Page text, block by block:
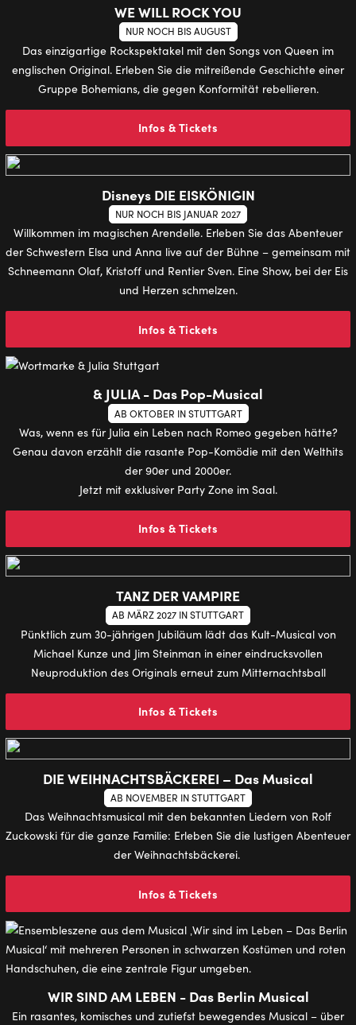
WE WILL ROCK YOU
NUR NOCH BIS AUGUST
Das einzigartige Rockspektakel mit den Songs von Queen im
englischen Original. Erleben Sie die mitreißende Geschichte einer
Gruppe Bohemians, die gegen Konformität rebellieren.
Infos & Tickets
Disneys DIE EISKÖNIGIN
NUR NOCH BIS JANUAR 2027
Willkommen im magischen Arendelle. Erleben Sie das Abenteuer
der Schwestern Elsa und Anna live auf der Bühne – gemeinsam mit
Schneemann Olaf, Kristoff und Rentier Sven. Eine Show, bei der Eis
und Herzen schmelzen.
Infos & Tickets
& JULIA - Das Pop-Musical
AB OKTOBER IN STUTTGART
Was, wenn es für Julia ein Leben nach Romeo gegeben hätte?
Genau davon erzählt die rasante Pop-Komödie mit den Welthits
der 90er und 2000er.
Jetzt mit exklusiver Party Zone im Saal.
Infos & Tickets
TANZ DER VAMPIRE
AB MÄRZ 2027 IN STUTTGART
Pünktlich zum 30-jährigen Jubiläum lädt das Kult-Musical von
Michael Kunze und Jim Steinman in einer eindrucksvollen
Neuproduktion des Originals erneut zum Mitternachtsball
Infos & Tickets
DIE WEIHNACHTSBÄCKEREI – Das Musical
AB NOVEMBER IN STUTTGART
Das Weihnachtsmusical mit den bekannten Liedern von Rolf
Zuckowski für die ganze Familie: Erleben Sie die lustigen Abenteuer
der Weihnachtsbäckerei.
Infos & Tickets
WIR SIND AM LEBEN - Das Berlin Musical
Ein rasantes, komisches und zutiefst bewegendes Musical – über